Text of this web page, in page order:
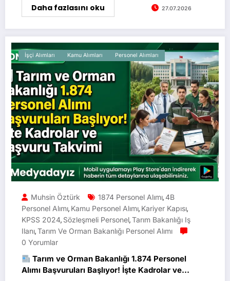
Daha fazlasını oku 27.07.2026
İşçi Alımları Kamu Alımları Personel Alımları
Muhsin Öztürk 1874 Personel Alımı, 4B
Personel Alımı, Kamu Personel Alımı, Kariyer Kapısı,
KPSS 2024, Sözleşmeli Personel,Tarım Bakanlığı Iş
Ilanı,Tarım Ve Orman Bakanlığı Personel Alımı
0 Yorumlar
Tarım ve Orman Bakanlığı 1.874 Personel
Alımı Başvuruları Başlıyor! İşte Kadrolar ve